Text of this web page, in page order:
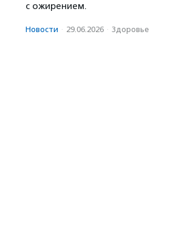
с ожирением.
Новости · 29.06.2026 · Здоровье